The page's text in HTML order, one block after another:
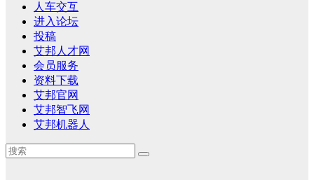
人车交互
进入论坛
投稿
艾邦人才网
会员服务
资料下载
艾邦官网
艾邦智飞网
艾邦机器人